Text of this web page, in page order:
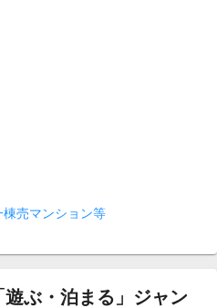
売マンション等
ぶ・泊まる」ジャン